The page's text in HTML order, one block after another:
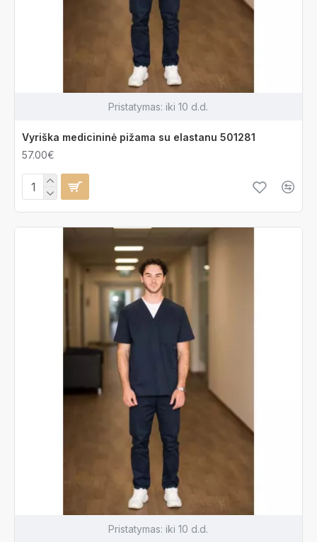
Pristatymas: iki 10 d.d.
Vyriška medicininė pižama su elastanu 501281
57.00€
Pristatymas: iki 10 d.d.